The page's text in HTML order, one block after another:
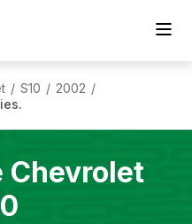
/ S10 / 2002 /
Chevrolet